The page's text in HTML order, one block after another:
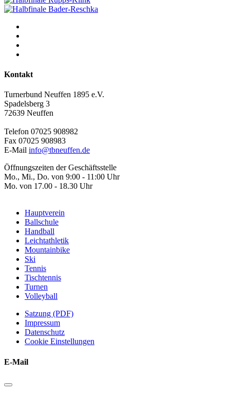
Kontakt
Turnerbund Neuffen 1895 e.V.
Spadelsberg 3
72639 Neuffen
Telefon 07025 908982
Fax 07025 908983
E-Mail info@tbneuffen.de
Öffnungszeiten der Geschäftsstelle
Mo., Mi., Do. von 9:00 - 11:00 Uhr
Mo. von 17.00 - 18.30 Uhr
Hauptverein
Ballschule
Handball
Leichtathletik
Mountainbike
Ski
Tennis
Tischtennis
Turnen
Volleyball
Satzung (PDF)
Impressum
Datenschutz
Cookie Einstellungen
E-Mail